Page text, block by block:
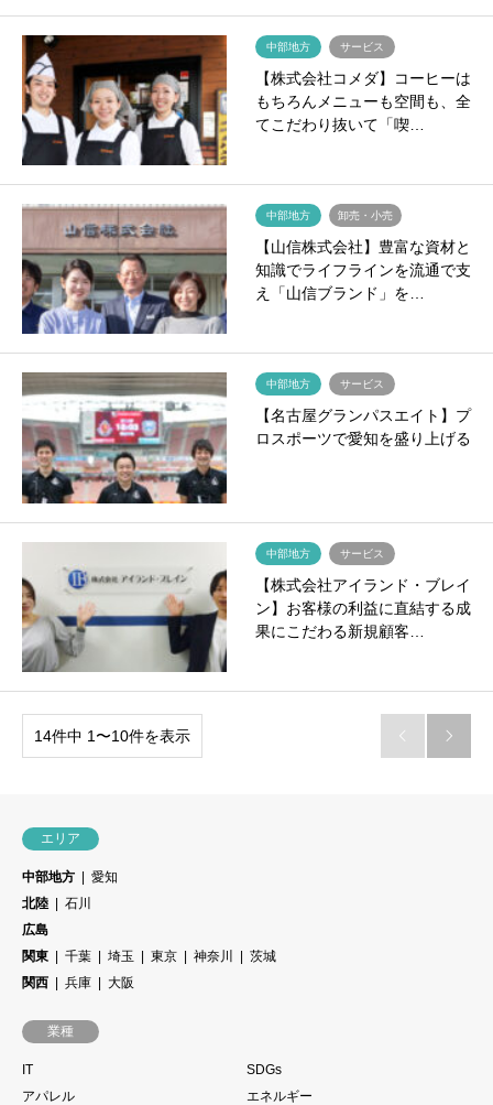
中部地方 サービス
【株式会社コメダ】コーヒーは
もちろんメニューも空間も、全
てこだわり抜いて「喫…
中部地方 卸売・小売
【山信株式会社】豊富な資材と
知識でライフラインを流通で支
え「山信ブランド」を…
中部地方 サービス
【名古屋グランパスエイト】プ
ロスポーツで愛知を盛り上げる
中部地方 サービス
【株式会社アイランド・ブレイ
ン】お客様の利益に直結する成
果にこだわる新規顧客…
14件中 1〜10件を表示  
エリア
中部地方
愛知
北陸
石川
広島
関東
千葉 埼玉 東京 神奈川
茨城
関西
兵庫 大阪
業種
IT
SDGs
アパレル
エネルギー